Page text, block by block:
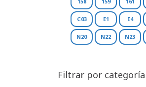
C03 E1 E4
N20 N22 N23
Filtrar por categoría